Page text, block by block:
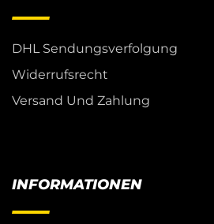
DHL Sendungsverfolgung
Widerrufsrecht
Versand Und Zahlung
INFORMATIONEN